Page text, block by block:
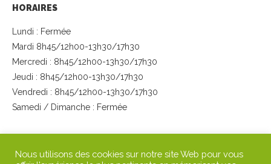
HORAIRES
Lundi : Fermée
Mardi 8h45/12h00-13h30/17h30
Mercredi : 8h45/12h00-13h30/17h30
Jeudi : 8h45/12h00-13h30/17h30
Vendredi : 8h45/12h00-13h30/17h30
Samedi / Dimanche : Fermée
Nous utilisons des cookies sur notre site Web pour vous